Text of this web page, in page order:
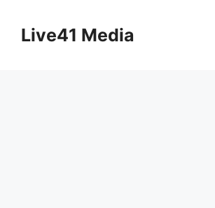
contentLive41 Media